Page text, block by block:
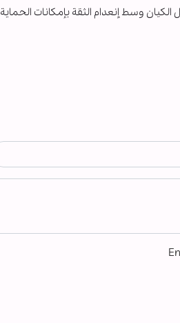
وسط إنعدام الثقة بإمكانات الحماية